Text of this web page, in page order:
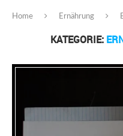
Home Ernährung
KATEGORIE: